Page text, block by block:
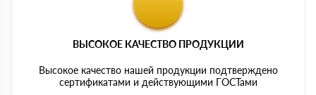
ВЫСОКОЕ КАЧЕСТВО ПРОДУКЦИИ
Высокое качество нашей продукции подтверждено
сертификатами и действующими ГОСТами